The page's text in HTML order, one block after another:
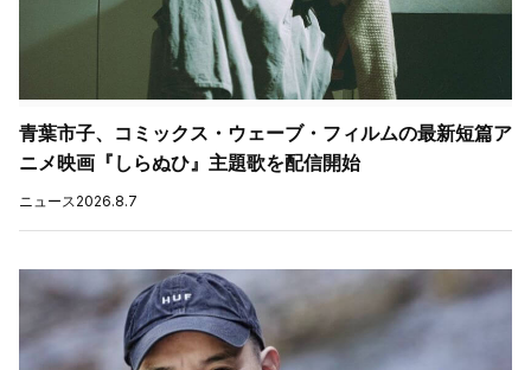
青葉市子、コミックス・ウェーブ・フィルムの最新短篇ア
ニメ映画『しらぬひ』主題歌を配信開始
ニュース2026.8.7